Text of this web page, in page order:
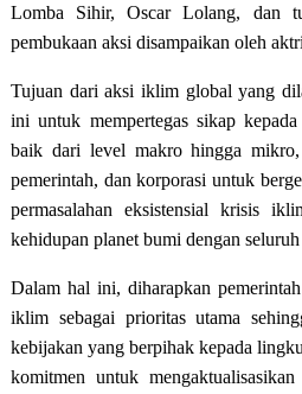
Lomba Sihir, Oscar Lolang, dan
pembukaan aksi disampaikan oleh
Tujuan dari aksi iklim global yang
ini untuk mempertegas sikap
baik dari level makro hingga
pemerintah, dan korporasi untuk
permasalahan eksistensial krisis
kehidupan planet bumi dengan
Dalam hal ini, diharapkan
iklim sebagai prioritas utama
kebijakan yang berpihak kepada
komitmen untuk